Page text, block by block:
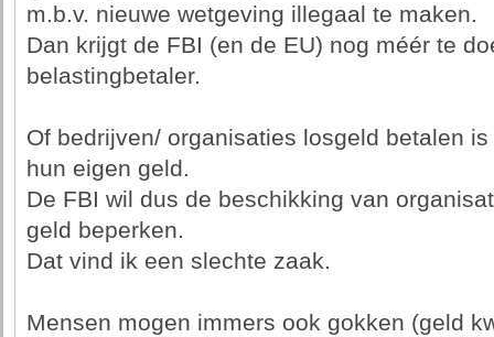
m.b.v. nieuwe wetgeving illegaal te maken.
Dan krijgt de FBI (en de EU) nog méér te
belastingbetaler.
Of bedrijven/ organisaties losgeld betalen
hun eigen geld.
De FBI wil dus de beschikking van
geld beperken.
Dat vind ik een slechte zaak.
Mensen mogen immers ook gokken (geld